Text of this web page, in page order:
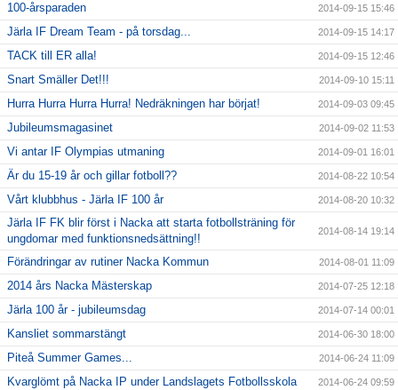
100-årsparaden 2014-09-15 15:46
Järla IF Dream Team - på torsdag... 2014-09-15 14:17
TACK till ER alla! 2014-09-15 12:46
Snart Smäller Det!!! 2014-09-10 15:11
Hurra Hurra Hurra Hurra! Nedräkningen har börjat! 2014-09-03 09:45
Jubileumsmagasinet 2014-09-02 11:53
Vi antar IF Olympias utmaning 2014-09-01 16:01
Är du 15-19 år och gillar fotboll?? 2014-08-22 10:54
Vårt klubbhus - Järla IF 100 år 2014-08-20 10:32
Järla IF FK blir först i Nacka att starta fotbollsträning för
ungdomar med funktionsnedsättning!!
2014-08-14 19:14
Förändringar av rutiner Nacka Kommun 2014-08-01 11:09
2014 års Nacka Mästerskap 2014-07-25 12:18
Järla 100 år - jubileumsdag 2014-07-14 00:01
Kansliet sommarstängt 2014-06-30 18:00
Piteå Summer Games... 2014-06-24 11:09
Kvarglömt på Nacka IP under Landslagets Fotbollsskola 2014-06-24 09:59